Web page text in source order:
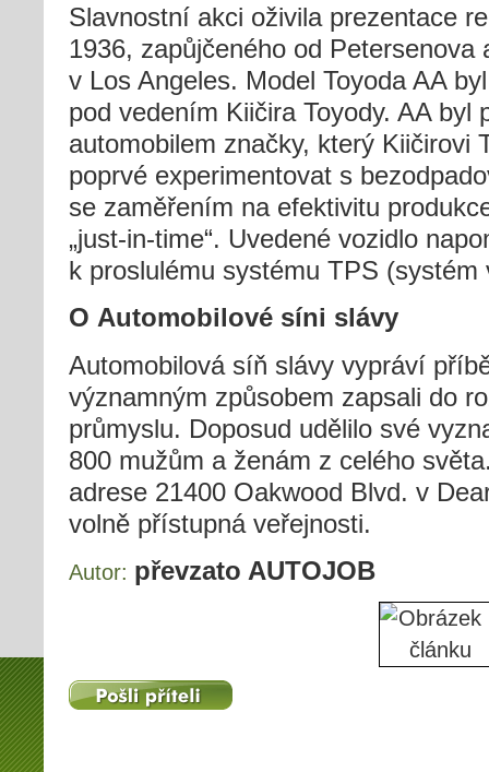
Slavnostní akci oživila prezentace
1936, zapůjčeného od Petersenova
v Los Angeles. Model Toyoda AA
pod vedením Kiičira Toyody. AA byl
automobilem značky, který Kiičirovi
poprvé experimentovat s
se zaměřením na efektivitu
„just-in-time“. Uvedené vozidlo
k proslulému systému TPS (systém
O Automobilové síni slávy
Automobilová síň slávy vypráví
významným způsobem zapsali do
průmyslu. Doposud udělilo své
800 mužům a ženám z celého
adrese 21400 Oakwood Blvd. v
volně přístupná veřejnosti.
Autor: převzato AUTOJOB
Pošli příteli